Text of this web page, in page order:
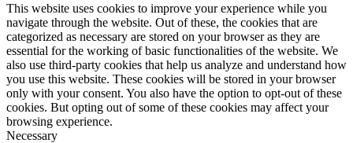
This website uses cookies to improve your experience while you
navigate through the website. Out of these, the cookies that are
categorized as necessary are stored on your browser as they are
essential for the working of basic functionalities of the website. We
also use third-party cookies that help us analyze and understand how
you use this website. These cookies will be stored in your browser
only with your consent. You also have the option to opt-out of these
cookies. But opting out of some of these cookies may affect your
browsing experience.
Necessary